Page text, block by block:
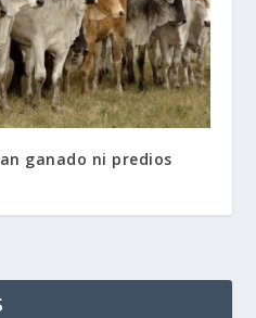
ganado ni predios